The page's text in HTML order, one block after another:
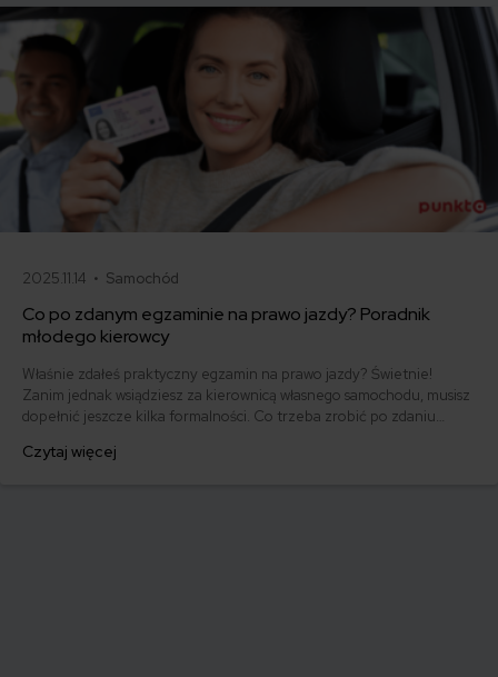
2025.11.14 • Samochód
Co po zdanym egzaminie na prawo jazdy? Poradnik
młodego kierowcy
Właśnie zdałeś praktyczny egzamin na prawo jazdy? Świetnie!
Zanim jednak wsiądziesz za kierownicą własnego samochodu, musisz
dopełnić jeszcze kilka formalności. Co trzeba zrobić po zdaniu
którym szybko załatwisz sprawy urzędowe i będziesz mógł prowadzić
Czytaj więcej